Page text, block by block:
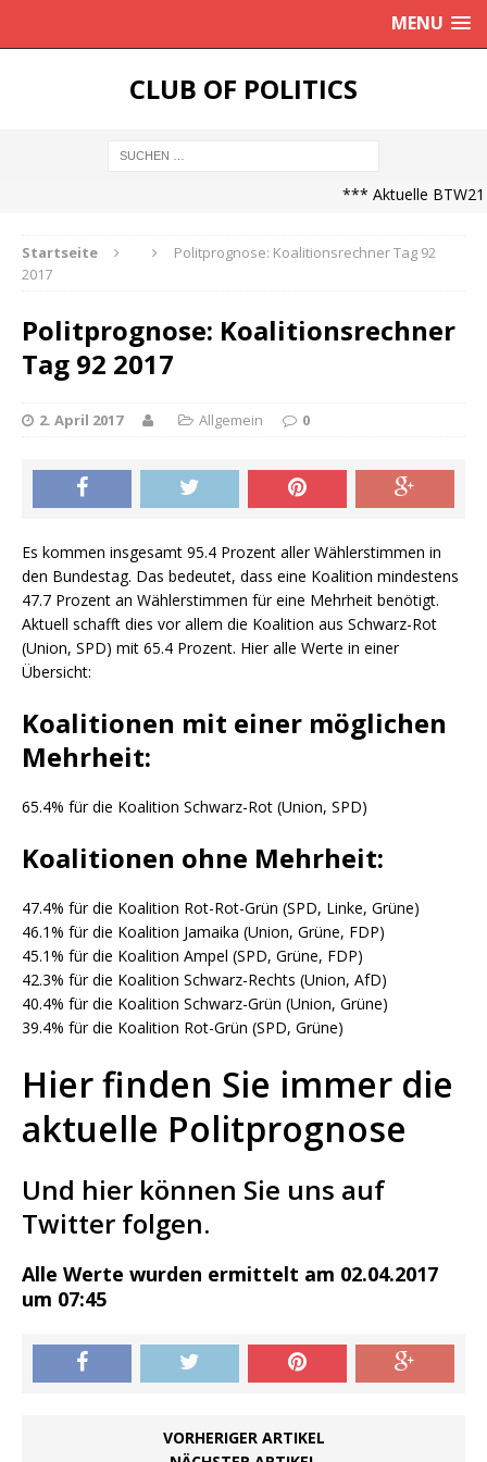
MENU
CLUB OF POLITICS
*** Aktuelle BTW21
Startseite
Politprognose: Koalitionsrechner Tag 92
2017
Politprognose: Koalitionsrechner
Tag 92 2017
2. April 2017 Allgemein 0
Es kommen insgesamt 95.4 Prozent aller Wählerstimmen in
den Bundestag. Das bedeutet, dass eine Koalition mindestens
47.7 Prozent an Wählerstimmen für eine Mehrheit benötigt.
Aktuell schafft dies vor allem die Koalition aus Schwarz-Rot
(Union, SPD) mit 65.4 Prozent. Hier alle Werte in einer
Übersicht:
Koalitionen mit einer möglichen
Mehrheit:
65.4% für die Koalition Schwarz-Rot (Union, SPD)
Koalitionen ohne Mehrheit:
47.4% für die Koalition Rot-Rot-Grün (SPD, Linke, Grüne)
46.1% für die Koalition Jamaika (Union, Grüne, FDP)
45.1% für die Koalition Ampel (SPD, Grüne, FDP)
42.3% für die Koalition Schwarz-Rechts (Union, AfD)
40.4% für die Koalition Schwarz-Grün (Union, Grüne)
39.4% für die Koalition Rot-Grün (SPD, Grüne)
Hier finden Sie immer die
aktuelle Politprognose
Und hier können Sie uns auf
Twitter folgen.
Alle Werte wurden ermittelt am 02.04.2017
um 07:45
VORHERIGER ARTIKEL